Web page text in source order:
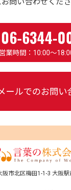
06-6344-
営業時間：10:00～
ールでのお問い
阪市北区梅田1-1-3 大阪